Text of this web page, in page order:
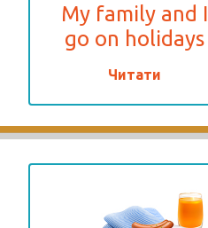
My family and I
go on holidays
Читати